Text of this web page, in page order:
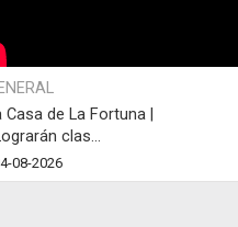
Casa de La Fortuna |
clas...
08-2026